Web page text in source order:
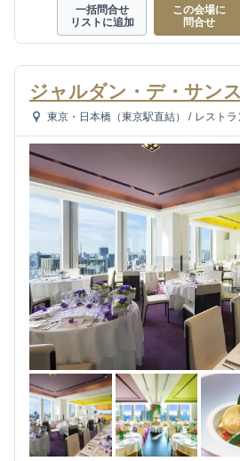
一括問合せ
リストに追加
この会場に
問合せ
ジャルダン・デ・サン
東京・日本橋（東京駅直結） / レストラ